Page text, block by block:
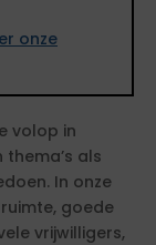
onze
volop in
als
In onze
goede
vrijwilligers,